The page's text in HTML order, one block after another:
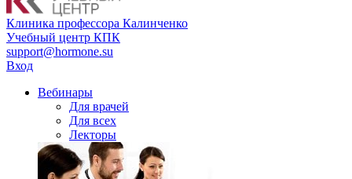
Клиника профессора Калинченко
Учебный центр КПК
support@hormone.su
Вход
Вебинары
Для врачей
Для всех
Лекторы